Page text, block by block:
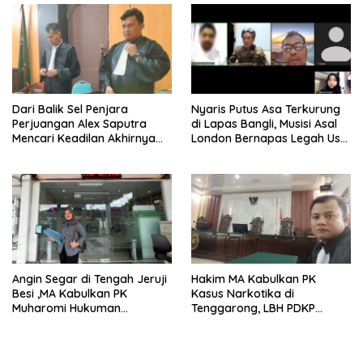
Dari Balik Sel Penjara
Perjuangan Alex Saputra
Mencari Keadilan Akhirnya
Nyaris Putus Asa Terkurung
di Lapas Bangli, Musisi Asal
London Bernapas Legah Usai
Angin Segar di Tengah Jeruji
Besi ,MA Kabulkan PK
Muharomi Hukuman
Hakim MA Kabulkan PK
Kasus Narkotika di
Tenggarong, LBH PDKP